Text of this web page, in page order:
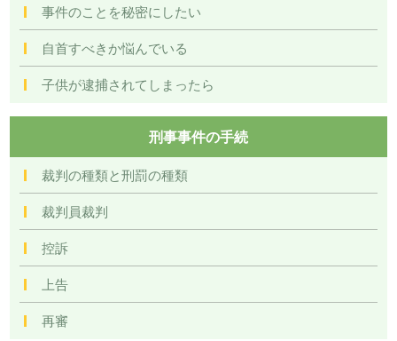
事件のことを秘密にしたい
自首すべきか悩んでいる
子供が逮捕されてしまったら
刑事事件の手続
裁判の種類と刑罰の種類
裁判員裁判
控訴
上告
再審